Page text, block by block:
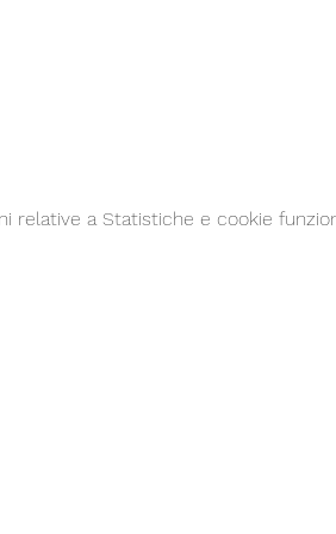
relative a Statistiche e cookie